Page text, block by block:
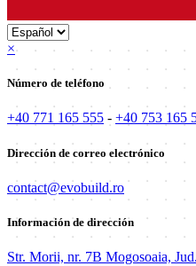
×
Número de teléfono
+40 771 165 555 - +40 753 165
Dirección de correo electrónico
contact@evobuild.ro
Información de dirección
Str. Morii, nr. 7B Mogosoaia,